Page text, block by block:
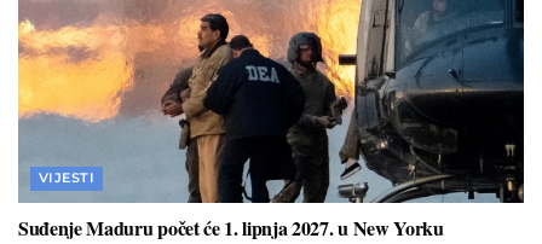
VIJESTI
Suđenje Maduru počet će 1. lipnja 2027. u New Yorku